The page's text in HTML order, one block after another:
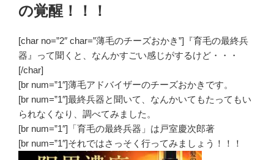
の覚醒！！！
[char no=”2″ char=”薄毛のチーズおかき”]『育毛の最終兵
器』って聞くと、なんかすごい感じがするけど・・・
[/char]
[br num=”1″]薄毛アドバイザーのチーズおかきです。
[br num=”1″]最終兵器と聞いて、なんかいてもたってもい
られなくなり、調べてみました。
[br num=”1″]「育毛の最終兵器」は戸室慶次郎著
[br num=”1″]それではさっそく行ってみましょう！！！